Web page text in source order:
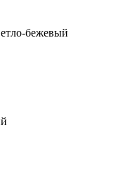
бежевый